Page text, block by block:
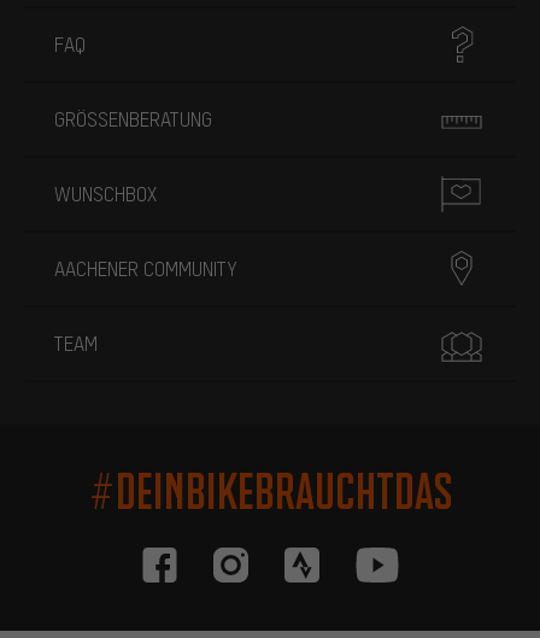
FAQ
GRÖSSENBERATUNG
WUNSCHBOX
AACHENER COMMUNITY
TEAM
#DEINBIKEBRAUCHTDAS